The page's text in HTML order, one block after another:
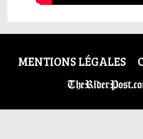
MENTIONS LÉGALES